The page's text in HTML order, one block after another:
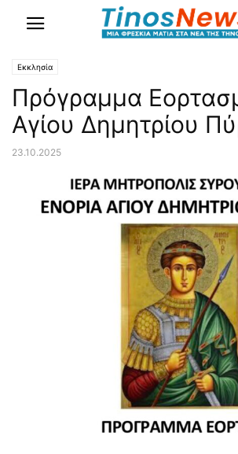
Εκκλησία
Πρόγραμμα
Αγίου Δημητρίου
23.10.2025